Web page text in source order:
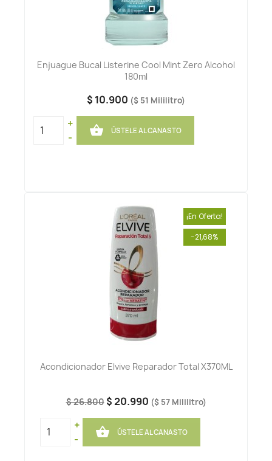
Enjuague Bucal Listerine Cool Mint Zero Alcohol
180ml
$ 10.900 ($ 51 Mililitro)
+
-
 ÚSTELE AL CANASTO
Acondicionador Elvive Reparador Total X370ML
$ 26.800 $ 20.990 ($ 57 Mililitro)
+
-
 ÚSTELE AL CANASTO
¡En Oferta!
-21,68%